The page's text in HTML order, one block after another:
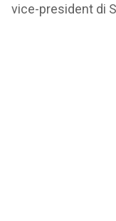
vice-president di